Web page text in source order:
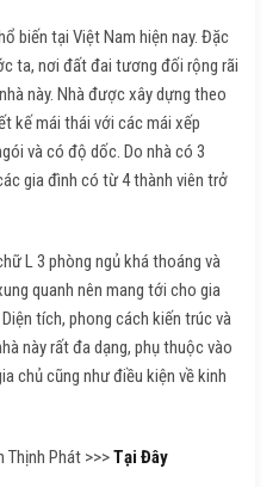
biến tại Việt Nam hiện nay. Đặc
ta, nơi đất đai tương đối rộng rãi
này. Nhà được xây dựng theo
kế mái thái với các mái xếp
và có độ dốc. Do nhà có 3
gia đình có từ 4 thành viên trở
L 3 phòng ngủ khá thoáng và
quanh nên mang tới cho gia
tích, phong cách kiến trúc và
này rất đa dạng, phụ thuộc vào
chủ cũng như điều kiện về kinh
Thịnh Phát >>>Tại Đây